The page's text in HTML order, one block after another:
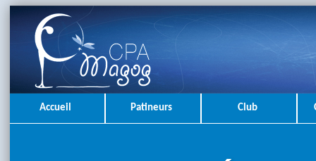
Accueil Patineurs Club